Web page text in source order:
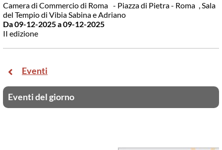
Camera di Commercio di Roma - Piazza di Pietra - Roma , Sala
del Tempio di Vibia Sabina e Adriano
Da 09-12-2025a 09-12-2025
II edizione
Eventi
Eventi del giorno